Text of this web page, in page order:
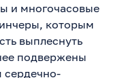
и многочасовые
которым
выплеснуть
подвержены
сердечно-